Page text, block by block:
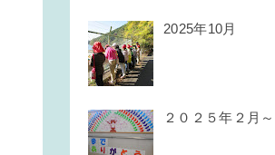
2025年10月
２０２５年２月